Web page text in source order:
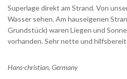
Superlage direkt am Strand. Von
Wasser sehen. Am hauseigenen
Grundstück) waren Liegen und
vorhanden. Sehr nette und
Hans-christian, Germany